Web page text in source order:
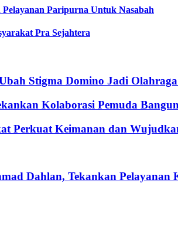
Paripurna Untuk Nasabah
Pra Sejahtera
Stigma Domino Jadi Olahraga
Kolaborasi Pemuda
Perkuat Keimanan dan
Dahlan, Tekankan Pelayanan